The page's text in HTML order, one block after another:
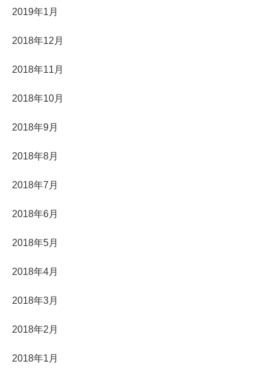
2019年1月
2018年12月
2018年11月
2018年10月
2018年9月
2018年8月
2018年7月
2018年6月
2018年5月
2018年4月
2018年3月
2018年2月
2018年1月